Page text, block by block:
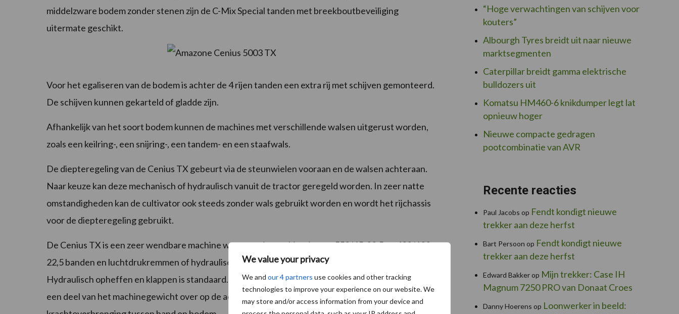
We value your privacy
We and our 4 partners use cookies and other tracking
technologies to improve your experience on our website. We
may store and/or access information from your device and
middelzware bodem zonder stenen zijn de C-Mix Special tanden met breekboutbeveiliging
uitermate geschikt.
Voor het egaliseren van de bodem is achter de 4 rijen tanden een extra rij met schijven gemonteerd.
De schijven kunnen gekarteld of gladde zijn.
Afhankelijk van het soort bodem kunnen de machines met verschillende walsen uitgerust worden,
zoals een keilring-, een snijring-, een tandem- en een staafwals.
De diepteregeling van de Cenius TX gebeurt via de steunwielen vooraan en de walsen achteraan.
Naar keuze kan deze mechanisch of hydraulisch vanuit de tractor geregeld worden. In zeer natte
omstandigheden kan de cultivator ook steeds zonder wals gebruikt worden en wordt het rijchassis
voor de diepteregeling gebruikt.
De Cenius TX is een zeer wendbare machine waarmee, in combinatie met 550/45-22,5 en 400/600
22,5 banden en luchtdrukremmen of hydraulische remmen, tot 40 km/h kan gereden worden.
Hydraulisch opheffen en klappen is standaard. Een regelbare tractieversterking (in optie) brengt
een deel van het machinegewicht over op de achteras van de trekker en dit verbetert de
“Hoge verwachtingen van schijven voor
kouters”
Albourgh Tyres breidt uit naar nieuwe
marktsegmenten
Caterpillar breidt gamma elektrische
bulldozers uit
Komatsu HM460-6 knikdumper legt lat
opnieuw hoger
Nieuwe compacte gedragen
pootcombinatie van AVR
Recente reacties
Paul Jacobs op Fendt kondigt nieuwe
trekker aan deze herfst
Bart Persoon op Fendt kondigt nieuwe
trekker aan deze herfst
Edward Bakkerop Mijn trekker: Case IH
Magnum 7250 PRO van Donaat Croes
Danny Hoerens op Loonwerker in beeld: